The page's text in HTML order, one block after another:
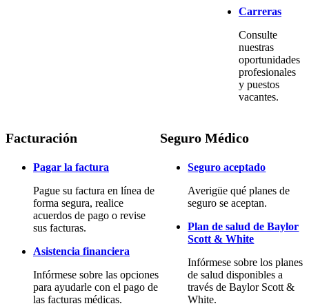
Carreras
Consulte
nuestras
oportunidades
profesionales
y puestos
vacantes.
Facturación
Pagar la factura
Pague su factura en línea de
forma segura, realice
acuerdos de pago o revise
sus facturas.
Asistencia financiera
Infórmese sobre las opciones
para ayudarle con el pago de
las facturas médicas.
Seguro Médico
Seguro aceptado
Averigüe qué planes de
seguro se aceptan.
Plan de salud de Baylor
Scott & White
Infórmese sobre los planes
de salud disponibles a
través de Baylor Scott &
White.